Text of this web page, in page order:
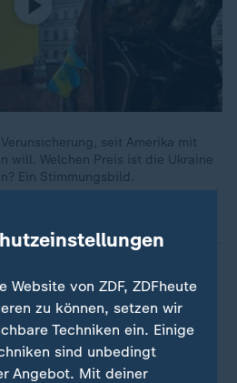
seit Amerika mit
will. Welchen Preis ist die Ukraine
Ein Stimmungsbild.
Rohstoff-Deal vor Monaten
"Donald Trump forderte
500 Milliarden US-Dollar
für die bereits geleistete
Bezug auf zukünftige Hilfe",
Website von ZDF, ZDFheute
zu können, setzen wir
Techniken ein. Einige
sind unbedingt
Angebot. Mit deiner